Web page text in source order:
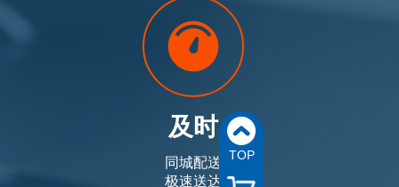
及时
同城配送
极速送达
TOP